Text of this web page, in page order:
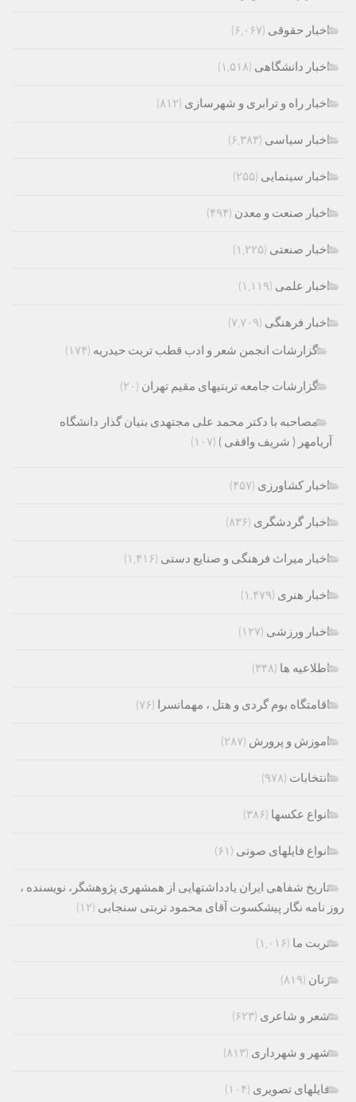
اخبار حقوقی (۶,۰۶۷)
اخبار دانشگاهی (۱,۵۱۸)
اخبار راه و ترابری و شهرسازی (۸۱۲)
اخبار سیاسی (۶,۳۸۳)
اخبار سینمایی (۲۵۵)
اخبار صنعت و معدن (۴۹۴)
اخبار صنعتی (۱,۲۲۵)
اخبار علمی (۱,۱۱۹)
اخبار فرهنگی (۷,۷۰۹)
گزارشات انجمن شعر و ادب قطب تربت حیدریه (۱۷۴)
گزارشات جامعه تربتیهای مقیم تهران (۲۰)
مصاحبه با دکتر محمد علی مجتهدی بنیان گذار دانشگاه
آریامهر ( شریف واقفی ) (۱۰۷)
اخبار کشاورزی (۴۵۷)
اخبار گردشگری (۸۳۶)
اخبار میراث فرهنگی و صنایع دستی (۱,۴۱۶)
اخبار هنری (۱,۴۷۹)
اخبار ورزشی (۱۲۷)
اطلاعیه ها (۳۴۸)
اقامتگاه بوم گردی و هتل ، مهمانسرا (۷۶)
اموزش و پرورش (۲۸۷)
انتخابات (۹۷۸)
انواع عکسها (۳۸۶)
انواع فایلهای صوتی (۶۱)
تاریخ شفاهی ایران یادداشتهایی از همشهری پژوهشگر، نویسنده ،
روز نامه نگار پیشکسوت آقای محمود تربتی سنجابی (۱۲)
تربت ما (۱,۰۱۶)
زنان (۸۱۹)
شعر و شاعری (۶۲۳)
شهر و شهرداری (۸۱۳)
فایلهای تصویری (۱۰۴)